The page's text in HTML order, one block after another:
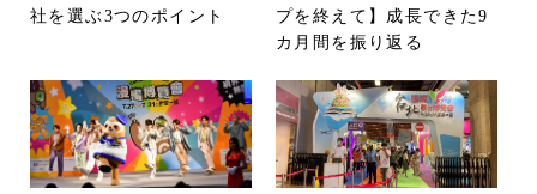
社を選ぶ3つのポイント
プを終えて】成長できた9
カ月間を振り返る